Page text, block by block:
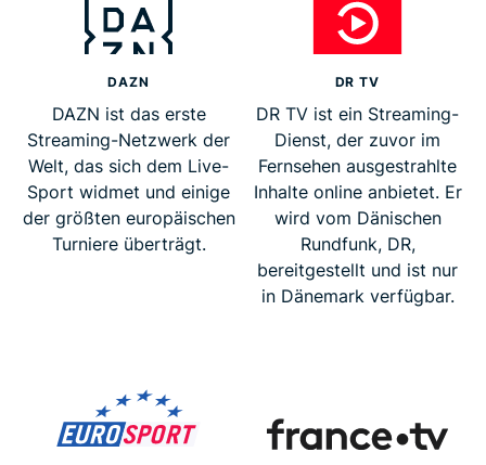
DAZN
DAZN ist das erste
Streaming-Netzwerk der
Welt, das sich dem Live-
Sport widmet und einige
der größten europäischen
Turniere überträgt.
DR TV
DR TV ist ein Streaming-
Dienst, der zuvor im
Fernsehen ausgestrahlte
Inhalte online anbietet. Er
wird vom Dänischen
Rundfunk, DR,
bereitgestellt und ist nur
in Dänemark verfügbar.